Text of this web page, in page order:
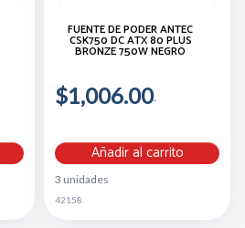
FUENTE DE PODER ANTEC
CSK750 DC ATX 80 PLUS
BRONZE 750W NEGRO
$1,006.00
Añadir al carrito
3 unidades
42158